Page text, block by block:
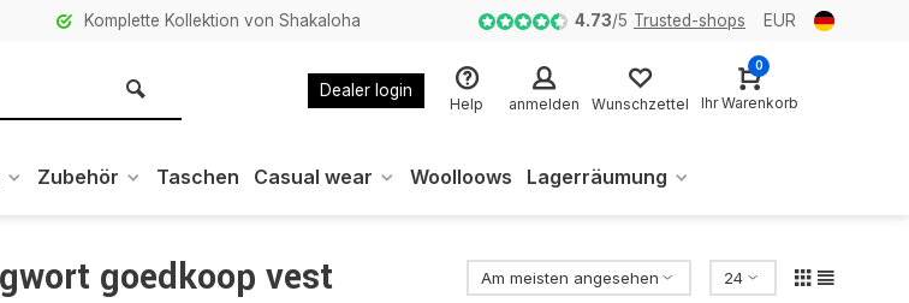
Komplette Kollektion von Shakaloha 4.73/5 Trusted-shops EUR
Dealer login
Help anmelden Wunschzettel
0
Ihr Warenkorb
Zubehör Taschen Casual wear Woolloows Lagerräumung
goedkoop vest